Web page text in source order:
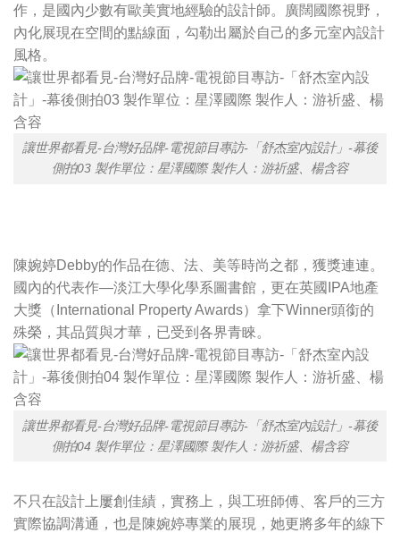
作，是國內少數有歐美實地經驗的設計師。廣闊國際視野，
內化展現在空間的點線面，勾勒出屬於自己的多元室內設計
風格。
讓世界都看見-台灣好品牌-電視節目專訪-「舒杰室內設計」-幕後
側拍03 製作單位：星澤國際 製作人：游祈盛、楊含容
陳婉婷Debby的作品在德、法、美等時尚之都，獲獎連連。
國內的代表作—淡江大學化學系圖書館，更在英國IPA地產
大獎（International Property Awards）拿下Winner頭銜的
殊榮，其品質與才華，已受到各界青睞。
讓世界都看見-台灣好品牌-電視節目專訪-「舒杰室內設計」-幕後
側拍04 製作單位：星澤國際 製作人：游祈盛、楊含容
不只在設計上屢創佳績，實務上，與工班師傅、客戶的三方
實際協調溝通，也是陳婉婷專業的展現，她更將多年的線下